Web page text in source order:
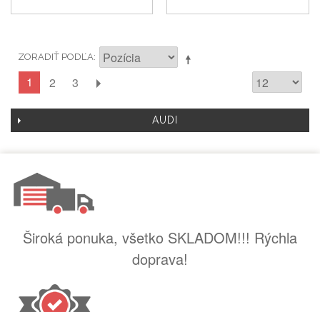
ZORADIŤ PODĽA
1 2 3
AUDI
Široká ponuka, všetko SKLADOM!!! Rýchla
doprava!